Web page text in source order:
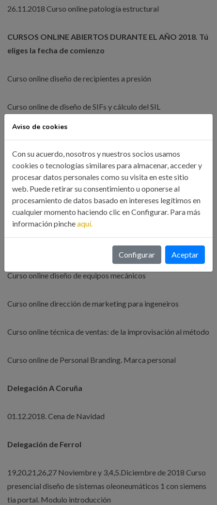
26.11.2018 Curso online patología estructural
CURSOS ONLINE ABIERTOS DURANTE EL AÑO 2018. Tú
eliges la fecha de comienzo
Curso online diseño de recipientes a presión
Curso online de diseño de SIFs y cálculo del SIL
Curso online tanques de almacenamiento
Curso online cambiadores de calor de C&T. Parte I
Curso online cambiadores de calor de C&T. Parte II
Curso online tratamiento de aguas en plantas industriales
Curso online diseño de equipos mecánicos
Curso online dirección de marketing para ingeneiros
Curso online técnica de ventas: de la improvisación al método
Curso online de Personal Branding. Marca personal
Delegación A Coruña
01.12.2018. Cena de Navidad
Delegación de Ferrol
19,20,21,26,27 Noviembre y 3,4,5.Diciembre de 2018 Curso
presencial diseño de sistemas oleoneumáticos 1 con siemens
tia portal. Modulo introducción
Aviso de cookies
Con su acuerdo, nosotros y nuestros socios usamos
cookies o tecnologías similares para almacenar, acceder y
procesar datos personales como su visita en este sitio
web. Puede retirar su consentimiento u oponerse al
procesamiento de datos basado en intereses legítimos en
cualquier momento haciendo clic en Configurar. Para más
información pincheaquí.
Configurar Aceptar